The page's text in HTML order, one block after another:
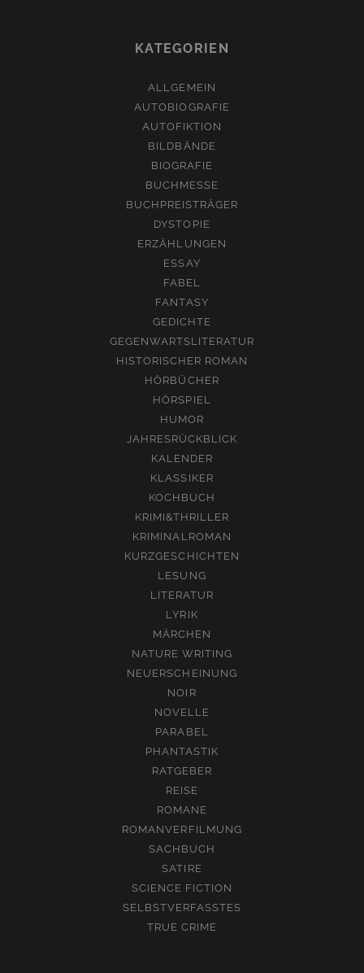
KATEGORIEN
ALLGEMEIN
AUTOBIOGRAFIE
AUTOFIKTION
BILDBÄNDE
BIOGRAFIE
BUCHMESSE
BUCHPREISTRÄGER
DYSTOPIE
ERZÄHLUNGEN
ESSAY
FABEL
FANTASY
GEDICHTE
GEGENWARTSLITERATUR
HISTORISCHER ROMAN
HÖRBÜCHER
HÖRSPIEL
HUMOR
JAHRESRÜCKBLICK
KALENDER
KLASSIKER
KOCHBUCH
KRIMI&THRILLER
KRIMINALROMAN
KURZGESCHICHTEN
LESUNG
LITERATUR
LYRIK
MÄRCHEN
NATURE WRITING
NEUERSCHEINUNG
NOIR
NOVELLE
PARABEL
PHANTASTIK
RATGEBER
REISE
ROMANE
ROMANVERFILMUNG
SACHBUCH
SATIRE
SCIENCE FICTION
SELBSTVERFASSTES
TRUE CRIME